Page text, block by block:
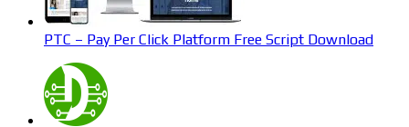
PTC – Pay Per Click Platform Free Script Download